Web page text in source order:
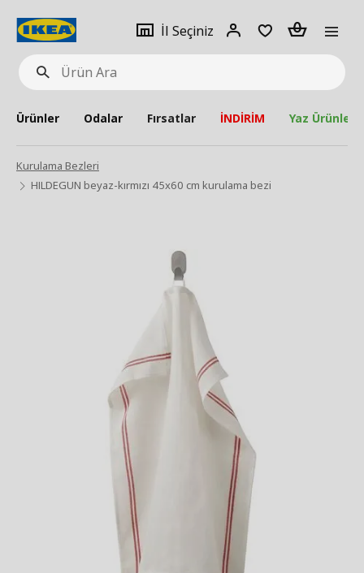
Ürün
Ara
İl Seçiniz
Giriş
Adet
Ürünler Odalar Fırsatlar İNDİRİM Yaz Ürünleri
Kurulama Bezleri
HILDEGUN beyaz-kırmızı 45x60 cm kurulama bezi